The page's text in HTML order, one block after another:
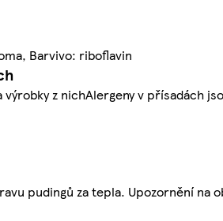
Barvivo: riboflavin
z nichAlergeny v přísadách
pudingů za tepla. Upozornění